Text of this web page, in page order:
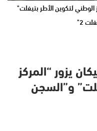
لتكوين الأطر بتيفلت"
2"
يزور “المركز
و”السجن